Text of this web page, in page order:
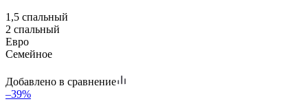
1,5 спальный
2 спальный
Евро
Семейное
Добавлено в сравнение
–39%